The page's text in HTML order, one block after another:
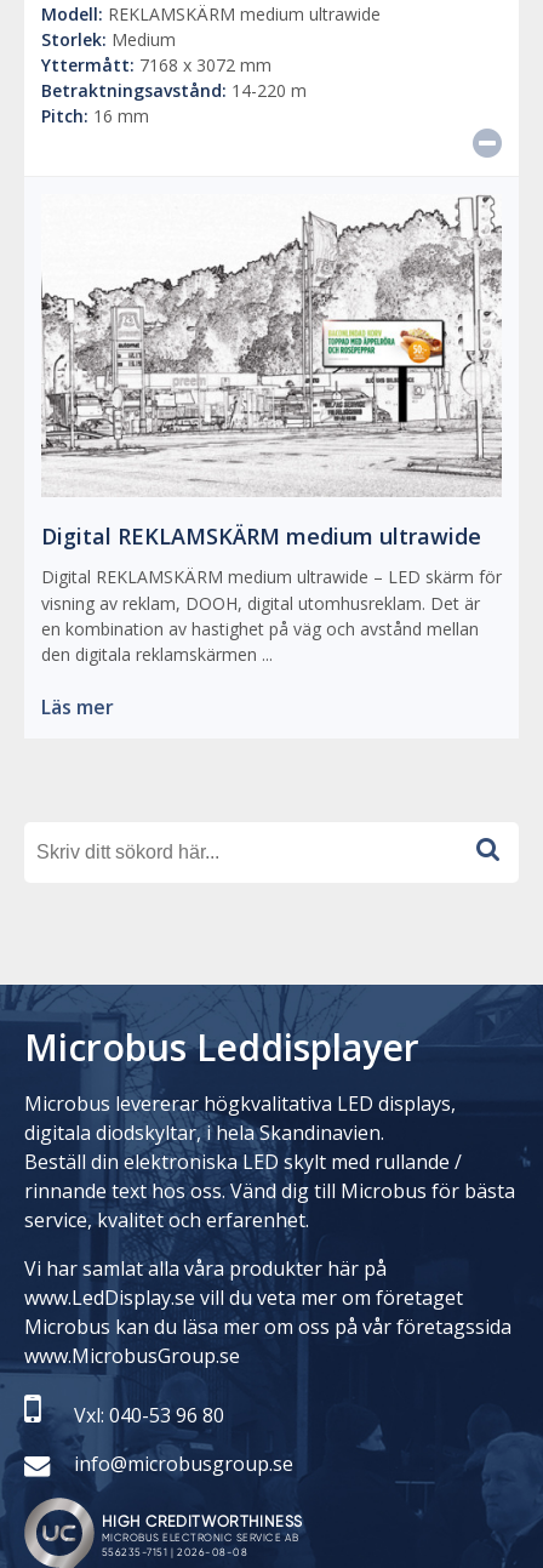
Modell: REKLAMSKÄRM medium ultrawide
Storlek: Medium
Yttermått: 7168 x 3072 mm
Betraktningsavstånd: 14-220 m
Pitch: 16 mm
Digital REKLAMSKÄRM medium ultrawide
Digital REKLAMSKÄRM medium ultrawide – LED skärm för
visning av reklam, DOOH, digital utomhusreklam. Det är
en kombination av hastighet på väg och avstånd mellan
den digitala reklamskärmen ...
Läs mer
Microbus Leddisplayer
Microbus levererar högkvalitativa LED displays,
digitala diodskyltar, i hela Skandinavien.
Beställ din elektroniska LED skylt med rullande /
rinnande text hos oss. Vänd dig till Microbus för bästa
service, kvalitet och erfarenhet.
Vi har samlat alla våra produkter här på
www.LedDisplay.se vill du veta mer om företaget
Microbus kan du läsa mer om oss på vår företagssida
www.MicrobusGroup.se
Vxl: 040-53 96 80
info@microbusgroup.se